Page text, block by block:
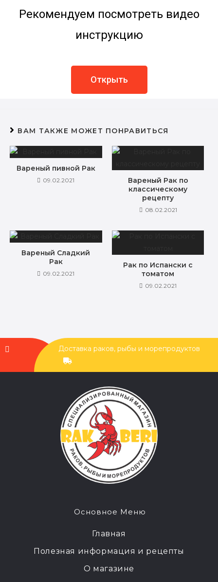
Рекомендуем посмотреть видео
инструкцию
Открыть
ВАМ ТАКЖЕ МОЖЕТ ПОНРАВИТЬСЯ
Вареный пивной Рак
09.02.2021
Вареный Рак по
классическому
рецепту
08.02.2021
Вареный Сладкий
Рак
09.02.2021
Рак по Испански с
томатом
09.02.2021
Доставка раков, рыбы и морепродуктов
Основное Меню
Главная
Полезная информация и рецепты
О магазине